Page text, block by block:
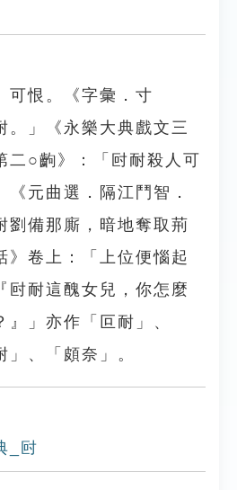
可恨。《字彙．寸
。」《永樂大典戲文三
二○齣》：「尀耐殺人可
元曲選．隔江鬥智．
劉備那廝，暗地奪取荊
》卷上：「上位便惱起
尀耐這醜女兒，你怎麼
」亦作「叵耐」、
」、「頗奈」。
_尀